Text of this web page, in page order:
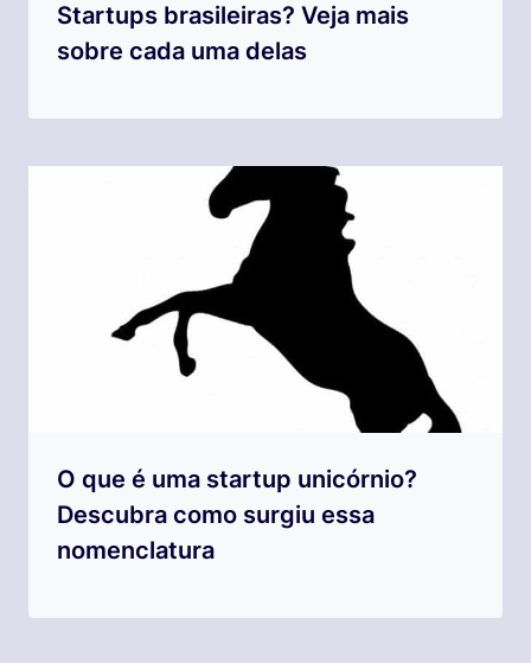
Startups brasileiras? Veja mais
sobre cada uma delas
O que é uma startup unicórnio?
Descubra como surgiu essa
nomenclatura